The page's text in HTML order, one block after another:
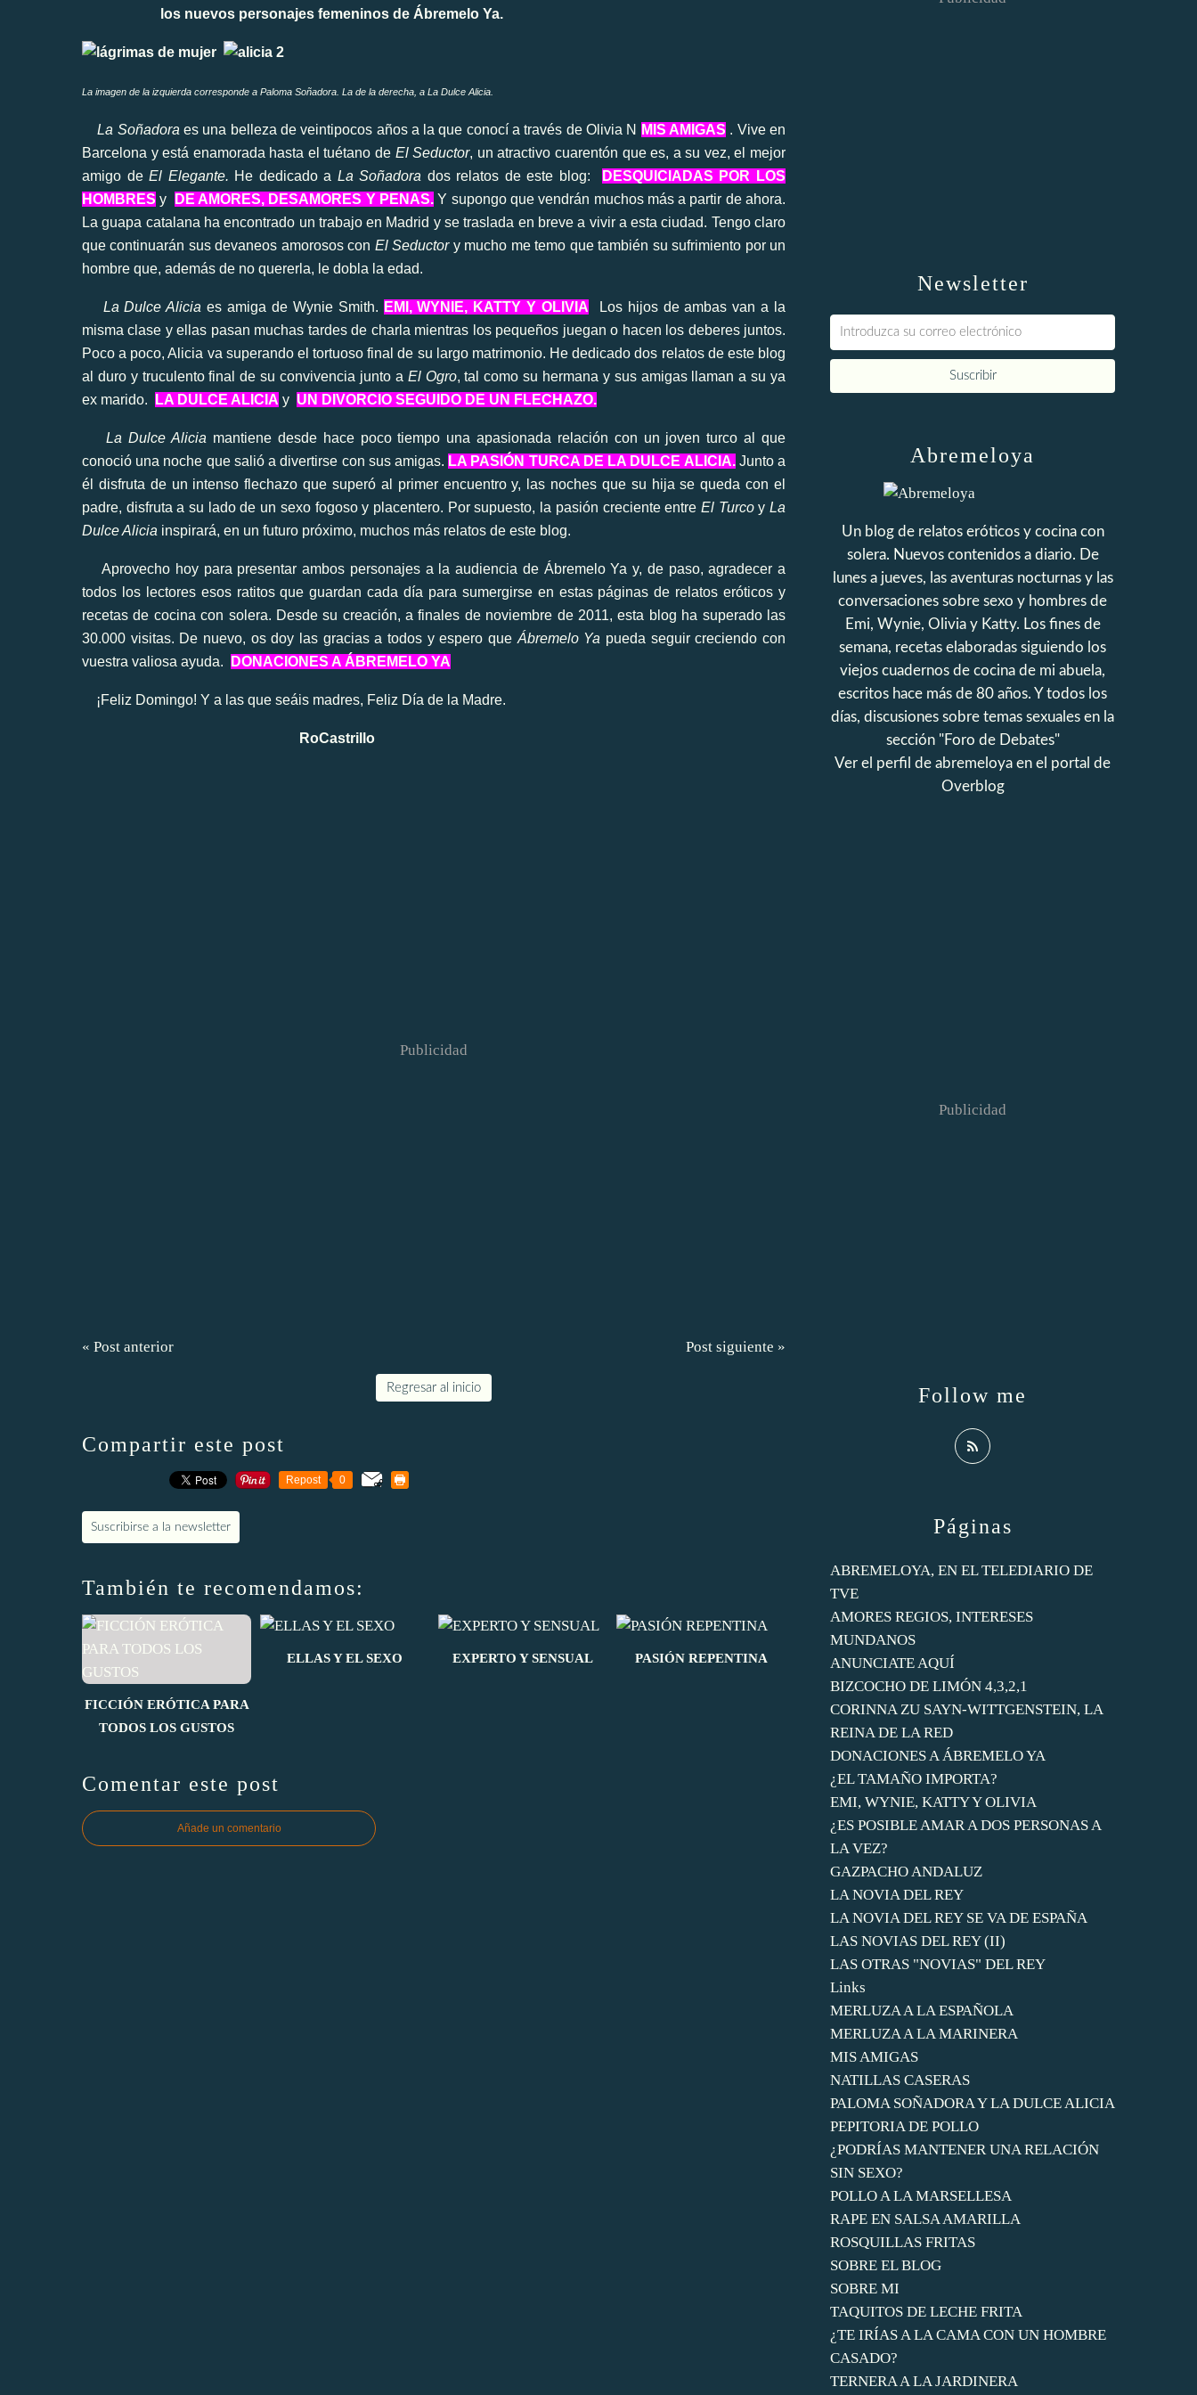
los nuevos personajes femeninos de Ábremelo Ya.
La imagen de la izquierda corresponde a Paloma Soñadora. La de la derecha, a La Dulce Alicia.
La Soñadora es una belleza de veintipocos años a la que conocí a través de Olivia N MIS AMIGAS . Vive en
Barcelona y está enamorada hasta el tuétano de El Seductor, un atractivo cuarentón que es, a su vez, el mejor
amigo deEl Elegante. He dedicado a La Soñadora dos relatos de este blog:
DESQUICIADAS POR LOS
HOMBRES y DE AMORES, DESAMORES Y PENAS. Y supongo que vendrán muchos más a partir de ahora.
La guapa catalana ha encontrado un trabajo en Madrid y se traslada en breve a vivir a esta ciudad. Tengo claro
que continuarán sus devaneos amorosos con El Seductor y mucho me temo que también su sufrimiento por un
hombre que, además de no quererla, le dobla la edad.
La Dulce Alicia es amiga de Wynie Smith. EMI, WYNIE, KATTY Y OLIVIA Los hijos de ambas van a la
misma clase y ellas pasan muchas tardes de charla mientras los pequeños juegan o hacen los deberes juntos.
Poco a poco, Alicia va superando el tortuoso final de su largo matrimonio. He dedicado dos relatos de este blog
al duro y truculento final de su convivencia junto a El Ogro, tal como su hermana y sus amigas llaman a su ya
ex marido.
LA DULCE ALICIA y UN DIVORCIO SEGUIDO DE UN FLECHAZO.
La Dulce Alicia mantiene desde hace poco tiempo una apasionada relación con un joven turco al que
conoció una noche que salió a divertirse con sus amigas. LA PASIÓN TURCA DE LA DULCE ALICIA.Junto a
él disfruta de un intenso flechazo que superó al primer encuentro y, las noches que su hija se queda con el
padre, disfruta a su lado de un sexo fogoso y placentero. Por supuesto, la pasión creciente entre El TurcoyLa
Dulce Alicia inspirará, en un futuro próximo, muchos más relatos de este blog.
Aprovecho hoy para presentar ambos personajes a la audiencia de Ábremelo Ya y, de paso, agradecer a
todos los lectores esos ratitos que guardan cada día para sumergirse en estas páginas de relatos eróticos y
recetas de cocina con solera. Desde su creación, a finales de noviembre de 2011, esta blog ha superado las
30.000 visitas. De nuevo, os doy las gracias a todos y espero que Ábremelo Ya pueda seguir creciendo con
vuestra valiosa ayuda.
DONACIONES A ÁBREMELO YA
¡Feliz Domingo! Y a las que seáis madres, Feliz Día de la Madre.
RoCastrillo
Publicidad
« Post anterior Post siguiente »
Regresar al inicio
Compartir este post
Repost 0
Suscribirse a la newsletter
También te recomendamos:
FICCIÓN ERÓTICA PARA
TODOS LOS GUSTOS
ELLAS Y EL SEXO EXPERTO Y SENSUAL PASIÓN REPENTINA
Comentar este post
Añade un comentario
Newsletter
Páginas
ABREMELOYA, EN EL TELEDIARIO DE
TVE
AMORES REGIOS, INTERESES
MUNDANOS
ANUNCIATE AQUÍ
BIZCOCHO DE LIMÓN 4,3,2,1
CORINNA ZU SAYN-WITTGENSTEIN, LA
REINA DE LA RED
DONACIONES A ÁBREMELO YA
¿EL TAMAÑO IMPORTA?
EMI, WYNIE, KATTY Y OLIVIA
¿ES POSIBLE AMAR A DOS PERSONAS A
LA VEZ?
GAZPACHO ANDALUZ
LA NOVIA DEL REY
LA NOVIA DEL REY SE VA DE ESPAÑA
LAS NOVIAS DEL REY (II)
LAS OTRAS "NOVIAS" DEL REY
Links
MERLUZA A LA ESPAÑOLA
MERLUZA A LA MARINERA
MIS AMIGAS
NATILLAS CASERAS
PALOMA SOÑADORA Y LA DULCE ALICIA
PEPITORIA DE POLLO
¿PODRÍAS MANTENER UNA RELACIÓN
SIN SEXO?
POLLO A LA MARSELLESA
RAPE EN SALSA AMARILLA
ROSQUILLAS FRITAS
SOBRE EL BLOG
SOBRE MI
TAQUITOS DE LECHE FRITA
¿TE IRÍAS A LA CAMA CON UN HOMBRE
CASADO?
TERNERA A LA JARDINERA
Abremeloya
Un blog de relatos eróticos y cocina con
solera. Nuevos contenidos a diario. De
lunes a jueves, las aventuras nocturnas y las
conversaciones sobre sexo y hombres de
Emi, Wynie, Olivia y Katty. Los fines de
semana, recetas elaboradas siguiendo los
viejos cuadernos de cocina de mi abuela,
escritos hace más de 80 años. Y todos los
días, discusiones sobre temas sexuales en la
sección "Foro de Debates"
Ver el perfil de abremeloya en el portal de
Overblog
Follow me
Publicidad